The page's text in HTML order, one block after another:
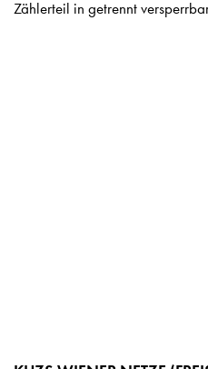
Zählerteil in getrennt